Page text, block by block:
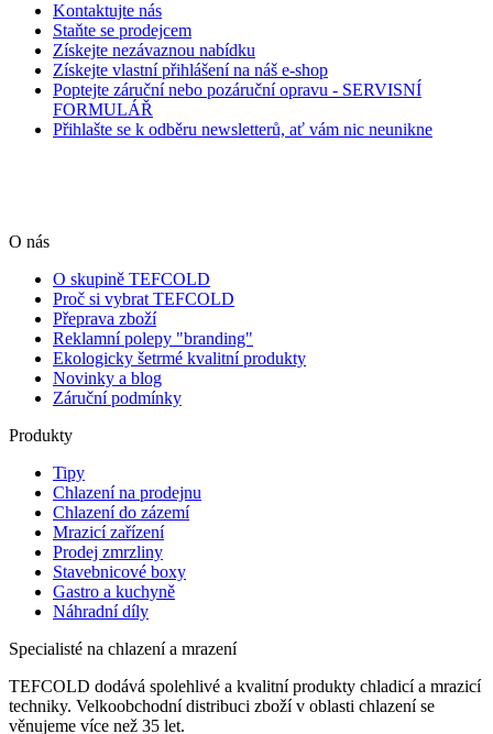
Kontaktujte nás
Staňte se prodejcem
Získejte nezávaznou nabídku
Získejte vlastní přihlášení na náš e-shop
Poptejte záruční nebo pozáruční opravu - SERVISNÍ
FORMULÁŘ
Přihlašte se k odběru newsletterů, ať vám nic neunikne
O nás
O skupině TEFCOLD
Proč si vybrat TEFCOLD
Přeprava zboží
Reklamní polepy "branding"
Ekologicky šetrmé kvalitní produkty
Novinky a blog
Záruční podmínky
Produkty
Tipy
Chlazení na prodejnu
Chlazení do zázemí
Mrazicí zařízení
Prodej zmrzliny
Stavebnicové boxy
Gastro a kuchyně
Náhradní díly
Specialisté na chlazení a mrazení
TEFCOLD dodává spolehlivé a kvalitní produkty chladicí a mrazicí
techniky. Velkoobchodní distribuci zboží v oblasti chlazení se
věnujeme více než 35 let.